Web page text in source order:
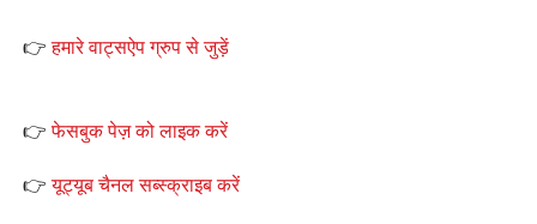
👉हमारे वाट्सऐप ग्रुप से जुड़ें
👉फेसबुक पेज़ को लाइक करें
👉यूट्यूब चैनल सब्स्क्राइब करें